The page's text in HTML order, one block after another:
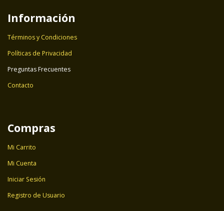
Información
Términos y Condiciones
Políticas de Privacidad
Preguntas Frecuentes
Contacto
Compras
Mi Carrito
Mi Cuenta
Iniciar Sesión
Registro de Usuario